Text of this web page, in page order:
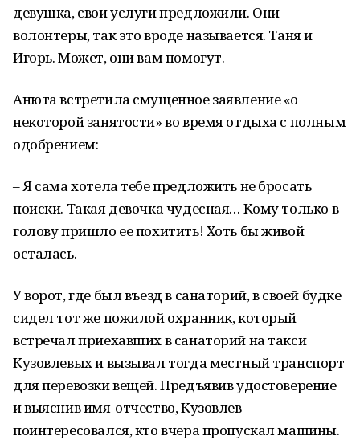
девушка, свои услуги предложили. Они
волонтеры, так это вроде называется. Таня и
Игорь. Может, они вам помогут.
Анюта встретила смущенное заявление «о
некоторой занятости» во время отдыха с полным
одобрением:
– Я сама хотела тебе предложить не бросать
поиски. Такая девочка чудесная… Кому только в
голову пришло ее похитить! Хоть бы живой
осталась.
У ворот, где был въезд в санаторий, в своей будке
сидел тот же пожилой охранник, который
встречал приехавших в санаторий на такси
Кузовлевых и вызывал тогда местный транспорт
для перевозки вещей. Предъявив удостоверение
и выяснив имя-отчество, Кузовлев
поинтересовался, кто вчера пропускал машины.